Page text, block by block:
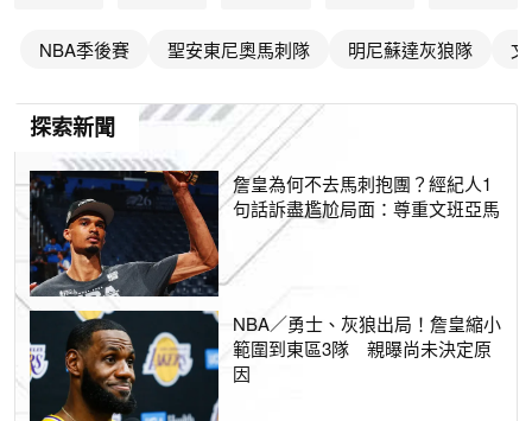
NBA季後賽 聖安東尼奧馬刺隊 明尼蘇達灰狼隊
探索新聞
詹皇為何不去馬刺抱團？經紀人1
句話訴盡尷尬局面：尊重文班亞馬
NBA／勇士、灰狼出局！詹皇縮小
範圍到東區3隊 親曝尚未決定原
因